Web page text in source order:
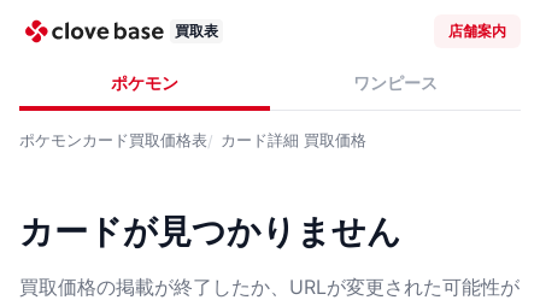
買取表 店舗案内
ポケモン ワンピース
ポケモンカード買取価格表 カード詳細 買取価格
カードが見つかりません
買取価格の掲載が終了したか、URLが変更された可能性が